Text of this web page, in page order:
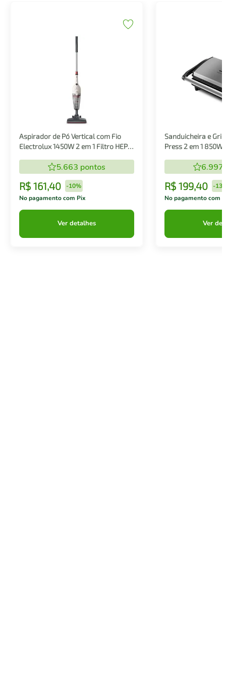
Aspirador de Pó Vertical com Fio
Electrolux 1450W 2 em 1 Filtro HEPA
5.663 pontos
R$ 161,40 -10%
No pagamento com Pix
Ver detalhes
Sanduicheira e
Press 2 em 1 850W
6.997
R$ 199,40 -
No pagamento com
Ver